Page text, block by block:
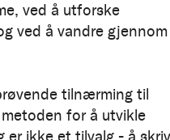
ved å utforske
ved å vandre gjennom
tilnærming til
for å utvikle